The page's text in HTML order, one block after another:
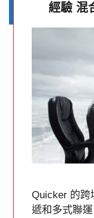
經驗 混
Quicker 的跨
遞和多式聯